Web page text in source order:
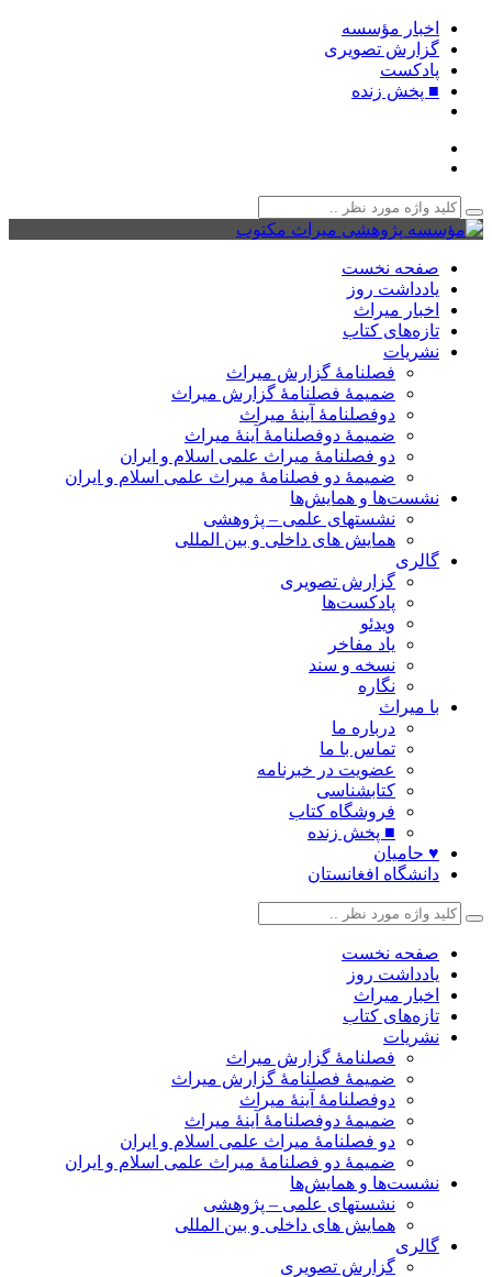
اخبار مؤسسه
گزارش تصویری
پادکست‌
■ پخش زنده
صفحه نخست
یادداشت روز
اخبار میراث
تازه‌های کتاب
نشریات
فصلنامۀ گزارش میراث
ضمیمۀ فصلنامۀ گزارش میراث
دوفصلنامۀ آینۀ میراث
ضمیمۀ دوفصلنامۀ آینۀ میراث
دو فصلنامۀ میراث علمی اسلام و ایران
ضمیمۀ دو فصلنامۀ میراث علمی اسلام و ایران
نشست‌ها و همایش‌ها
نشستهای علمی – پژوهشی
همایش های داخلی و بین المللی
گالری
گزارش تصویری
پادکست‌ها
ویدئو
یاد مفاخر
نسخه و سند
نگاره
با میراث
درباره ما
تماس با ما
عضویت در خبرنامه
کتابشناسی
فروشگاه کتاب
■ پخش زنده
♥ حامیان
دانشگاه افغانستان
صفحه نخست
یادداشت روز
اخبار میراث
تازه‌های کتاب
نشریات
فصلنامۀ گزارش میراث
ضمیمۀ فصلنامۀ گزارش میراث
دوفصلنامۀ آینۀ میراث
ضمیمۀ دوفصلنامۀ آینۀ میراث
دو فصلنامۀ میراث علمی اسلام و ایران
ضمیمۀ دو فصلنامۀ میراث علمی اسلام و ایران
نشست‌ها و همایش‌ها
نشستهای علمی – پژوهشی
همایش های داخلی و بین المللی
گالری
گزارش تصویری